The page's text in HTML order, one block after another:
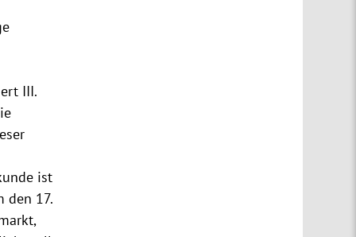
III.
ist
den 17.